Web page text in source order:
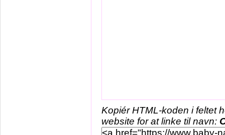
Kopiér HTML-koden i feltet
website for at linke til navn: